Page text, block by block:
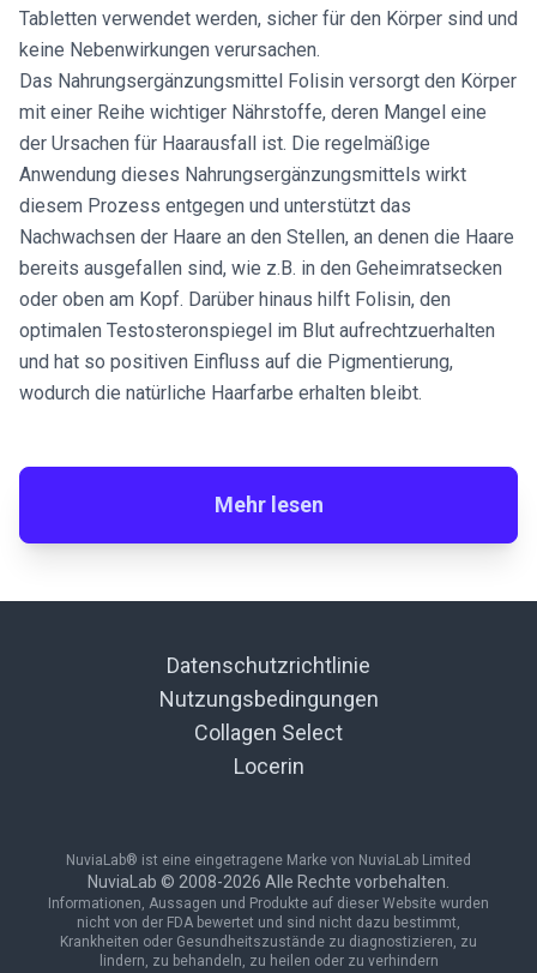
Tabletten verwendet werden, sicher für den Körper sind und
keine Nebenwirkungen verursachen.
Das Nahrungsergänzungsmittel Folisin versorgt den Körper
mit einer Reihe wichtiger Nährstoffe, deren Mangel eine
der Ursachen für Haarausfall ist. Die regelmäßige
Anwendung dieses Nahrungsergänzungsmittels wirkt
diesem Prozess entgegen und unterstützt das
Nachwachsen der Haare an den Stellen, an denen die Haare
bereits ausgefallen sind, wie z.B. in den Geheimratsecken
oder oben am Kopf. Darüber hinaus hilft Folisin, den
optimalen Testosteronspiegel im Blut aufrechtzuerhalten
und hat so positiven Einfluss auf die Pigmentierung,
wodurch die natürliche Haarfarbe erhalten bleibt.
Mehr lesen
Datenschutzrichtlinie
Nutzungsbedingungen
Collagen Select
Locerin
NuviaLab® ist eine eingetragene Marke von NuviaLab Limited
NuviaLab © 2008-2026 Alle Rechte vorbehalten.
Informationen, Aussagen und Produkte auf dieser Website wurden
nicht von der FDA bewertet und sind nicht dazu bestimmt,
Krankheiten oder Gesundheitszustände zu diagnostizieren, zu
lindern, zu behandeln, zu heilen oder zu verhindern